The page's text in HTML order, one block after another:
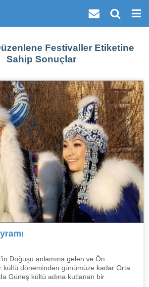
Festivaller Etiketine
Sahip Sonuçlar
Doğuşu anlamına gelen ve Ön
kültü döneminden günümüze kadar Orta
Güneş kültü adına kutlanan bir